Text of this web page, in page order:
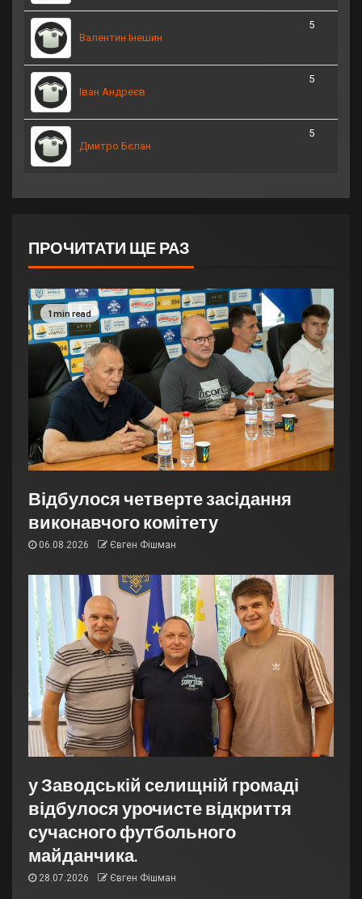
Валентин Інешин
5
Іван Андреєв
5
Дмитро Бєлан
5
ПРОЧИТАТИ ЩЕ РАЗ
1 min read
Відбулося четверте засідання
виконавчого комітету
06.08.2026 Євген Фішман
у Заводській селищній громаді
відбулося урочисте відкриття
сучасного футбольного
майданчика.
28.07.2026 Євген Фішман